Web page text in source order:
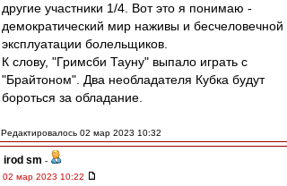
другие участники 1/4. Вот это я понимаю -
демократический мир наживы и бесчеловечной
эксплуатации болельщиков.
К слову, "Гримсби Тауну" выпало играть с
"Брайтоном". Два необладателя Кубка будут
бороться за обладание.
Редактировалось 02 мар 2023 10:32
irod sm -
02 мар 2023 10:22